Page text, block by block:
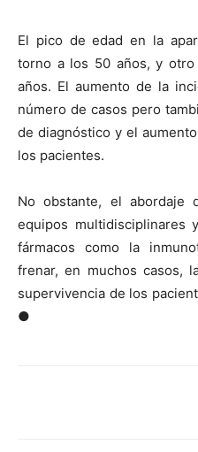
El pico de edad en la
torno a los 50 años, y
años. El aumento de la
número de casos pero
de diagnóstico y el
los pacientes.
No obstante, el abordaje
equipos multidisciplinares
fármacos como la
frenar, en muchos casos,
supervivencia de los
●